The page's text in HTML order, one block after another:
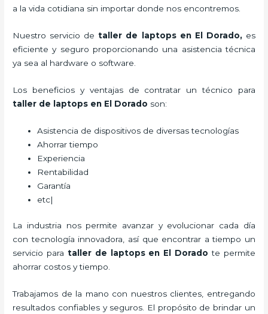
a la vida cotidiana sin importar donde nos encontremos.
Nuestro servicio detaller de laptops en El Dorado,es
eficiente y seguro proporcionando una asistencia técnica
ya sea al hardware o software.
Los beneficios y ventajas de contratar un técnico para
taller de laptops en El Dorado son:
Asistencia de dispositivos de diversas tecnologías
Ahorrar tiempo
Experiencia
Rentabilidad
Garantía
etc|
La industria nos permite avanzar y evolucionar cada día
con tecnología innovadora, así que encontrar a tiempo un
servicio para taller de laptops en El Dorado te permite
ahorrar costos y tiempo.
Trabajamos de la mano con nuestros clientes, entregando
resultados confiables y seguros. El propósito de brindar un